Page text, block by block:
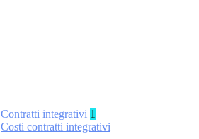
Contratti integrativi 1
Costi contratti integrativi